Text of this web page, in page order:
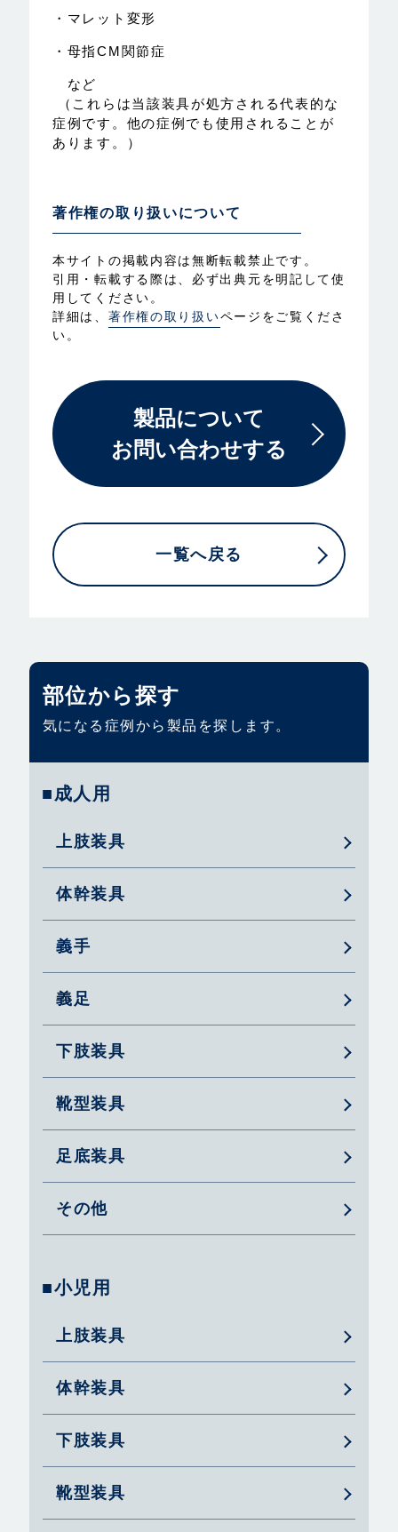
・マレット変形
・母指CM関節症
など
（これらは当該装具が処方される代表的な
症例です。他の症例でも使用されることが
あります。）
著作権の取り扱いについて
本サイトの掲載内容は無断転載禁止です。
引用・転載する際は、必ず出典元を明記して使
用してください。
詳細は、 著作権の取り扱いページをご覧くださ
い。
製品について
お問い合わせする
一覧へ戻る
部位から探す
気になる症例から製品を探します。
■成人用
上肢装具
体幹装具
義手
義足
下肢装具
靴型装具
足底装具
その他
■小児用
上肢装具
体幹装具
下肢装具
靴型装具